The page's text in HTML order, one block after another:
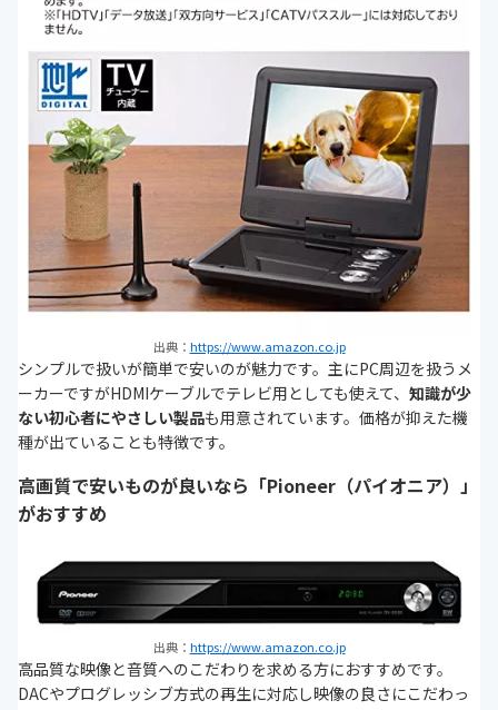
出典： https://www.amazon.co.jp
シンプルで扱いが簡単で安いのが魅力です。主にPC周辺を扱うメ
ーカーですがHDMIケーブルでテレビ用としても使えて、 知識が少
ない初心者にやさしい製品も用意されています。価格が抑えた機
種が出ていることも特徴です。
高画質で安いものが良いなら「Pioneer（パイオニア）」
がおすすめ
出典： https://www.amazon.co.jp
高品質な映像と音質へのこだわりを求める方におすすめです。
DACやプログレッシブ方式の再生に対応し映像の良さにこだわっ